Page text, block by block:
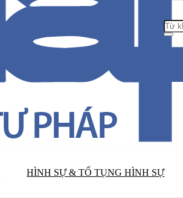
HÌNH SỰ & TỐ TỤNG HÌNH SỰ